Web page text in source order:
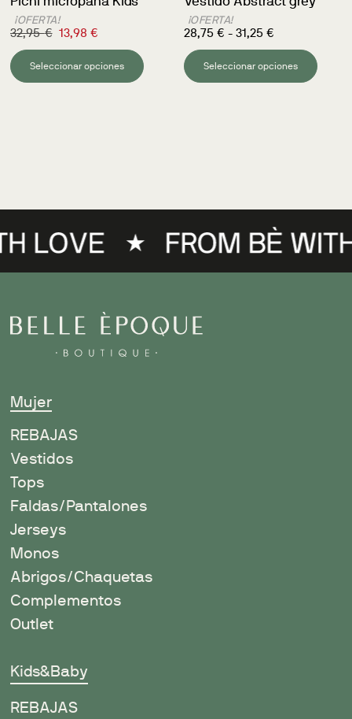
¡OFERTA!
32,95€ 13,98 €
Seleccionar opciones
¡OFERTA!
28,75 € - 31,25 €
Seleccionar opciones
Mujer
REBAJAS
Vestidos
Tops
Faldas/Pantalones
Jerseys
Monos
Abrigos/Chaquetas
Complementos
Outlet
Kids&Baby
REBAJAS